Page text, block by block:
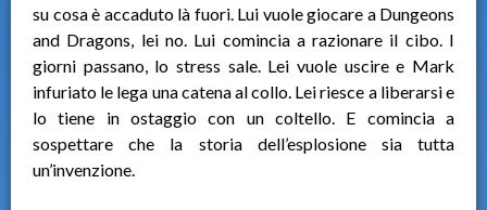
su cosa è accaduto là fuori. Lui vuole giocare a Dungeons
and Dragons, lei no. Lui comincia a razionare il cibo. I
giorni passano, lo stress sale. Lei vuole uscire e Mark
infuriato le lega una catena al collo. Lei riesce a liberarsi e
lo tiene in ostaggio con un coltello. E comincia a
sospettare che la storia dell’esplosione sia tutta
un’invenzione.